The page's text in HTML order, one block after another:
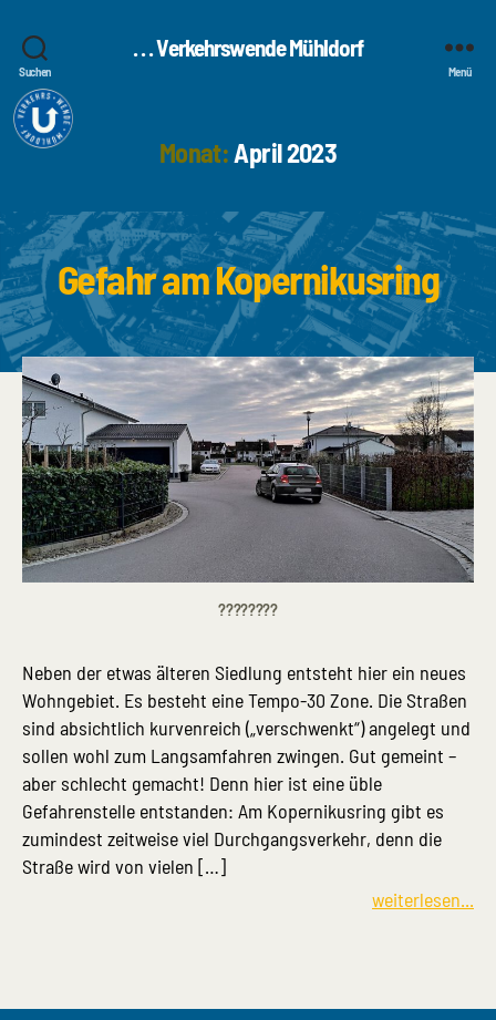
Suchen
. . . Verkehrswende Mühldorf
Menü
Monat:April 2023
Gefahr am Kopernikusring
????????
Neben der etwas älteren Siedlung entsteht hier ein neues
Wohngebiet. Es besteht eine Tempo-30 Zone. Die Straßen
sind absichtlich kurvenreich („verschwenkt“) angelegt und
sollen wohl zum Langsamfahren zwingen. Gut gemeint –
aber schlecht gemacht! Denn hier ist eine üble
Gefahrenstelle entstanden: Am Kopernikusring gibt es
zumindest zeitweise viel Durchgangsverkehr, denn die
Straße wird von vielen […]
weiterlesen...